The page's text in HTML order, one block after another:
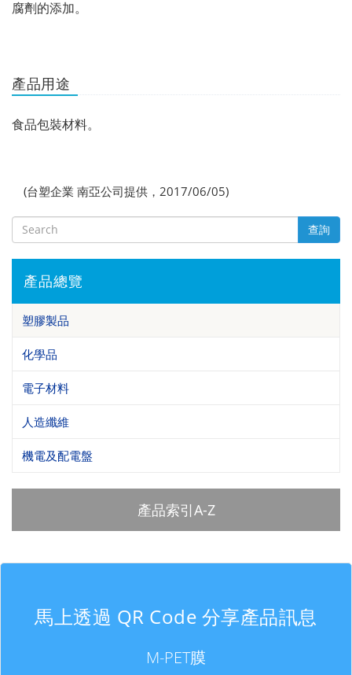
腐劑的添加。
產品用途
食品包裝材料。
(台塑企業 南亞公司提供，2017/06/05)
查詢
產品總覽
塑膠製品
化學品
電子材料
人造纖維
機電及配電盤
產品索引A-Z
馬上透過 QR Code 分享產品訊息
M-PET膜